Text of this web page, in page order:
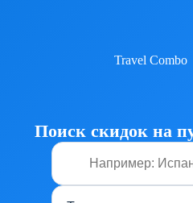
Travel Combo
Поиск скидок на